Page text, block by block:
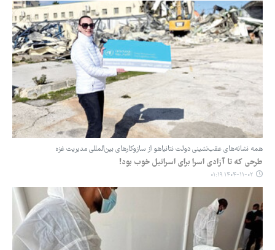
همه نشانه‌های عقب‌نشینی دولت نتانیاهو از سازوکارهای بین‌المللی مدیریت غزه
طرحی که تا آزادی اسرا برای اسرائیل خوب بود!
۱۴۰۴-۱۱-۰۲ ۰۱:۱۹